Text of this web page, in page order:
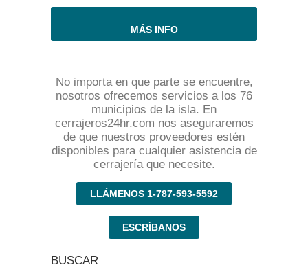
MÁS INFO
No importa en que parte se encuentre,
nosotros ofrecemos servicios a los 76
municipios de la isla. En
cerrajeros24hr.com nos aseguraremos
de que nuestros proveedores estén
disponibles para cualquier asistencia de
cerrajería que necesite.
LLÁMENOS 1-787-593-5592
ESCRÍBANOS
BUSCAR